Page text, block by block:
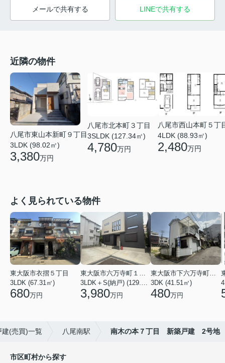
メールで共有する LINEで共有する
近隣の物件
八尾市東山本新町９丁目
3LDK (98.02㎡)
3,380万円
八尾市北本町３丁目
3SLDK (127.34㎡)
4,780万円
八尾市西山本町５丁
4LDK (88.93㎡)
2,480万円
よく見られている物件
東大阪市衣摺５丁目
3LDK (67.31㎡)
680万円 3,980万円
3DK (41.51㎡)
480万円
建(売買)一覧 八尾南駅 南木の本７丁目 新築戸建 2号地
市区町村から探す